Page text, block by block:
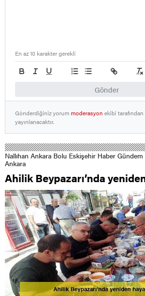
Gönder
En az 10 karakter gerekli
Gönderdiğiniz yorummoderasyon ekibi
yayınlanacaktır.
Nallıhan Ankara Bolu Eskişehir Haber
Ankara
Ahilik Beypazarı’nda